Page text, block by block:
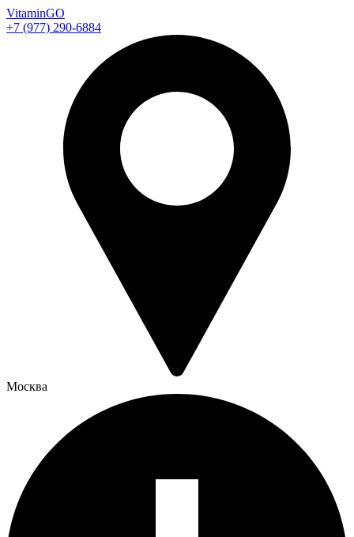
VitaminGO
+7 (977) 290-6884
Москва